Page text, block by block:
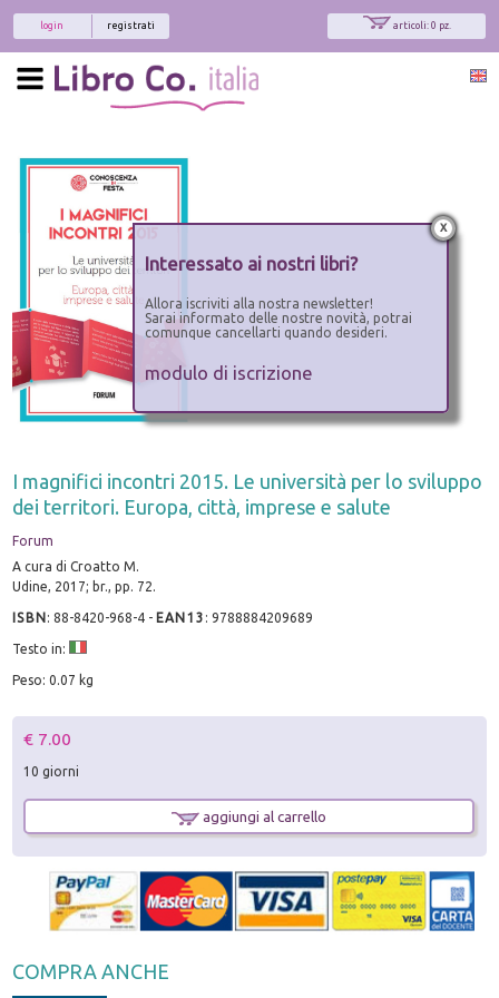
articoli: 0 pz.
registrati
login
I magnifici incontri 2015. Le università per lo sviluppo
dei territori. Europa, città, imprese e salute
Forum
A cura di Croatto M.
Udine, 2017; br., pp. 72.
ISBN:88-8420-968-4 - EAN13 :9788884209689
Testo in:
Peso: 0.07 kg
€ 7.00
10 giorni
aggiungi al carrello
COMPRA ANCHE
x
Interessato ai nostri libri?
Allora iscriviti alla nostra newsletter!
Sarai informato delle nostre novità, potrai
comunque cancellarti quando desideri.
modulo di iscrizione